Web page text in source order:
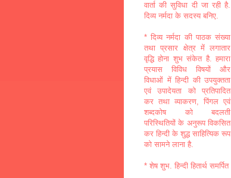
वार्ता की सुविधा दी जा रही है.
दिव्य नर्मदा के सदस्य बनिए.
* दिव्य नर्मदा की पाठक संख्या
तथा प्रसार क्षेत्र में लगातार
वृद्धि होना शुभ संकेत है. हमारा
प्रयास विविध विषयों और
विधाओं में हिन्दी की उपयुक्तता
एवं उपादेयता को प्रतिपादित
कर तथा व्याकरण, पिंगल एवं
शब्दकोष को बदलती
परिस्थितियों के अनुरूप विकसित
कर हिन्दी के शुद्ध साहित्यिक रूप
को सामने लाना है.
* शेष शुभ. हिन्दी हितार्थ समर्पित